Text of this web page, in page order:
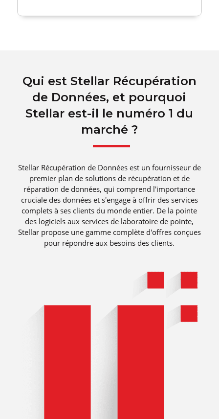
Qui est Stellar Récupération
de Données, et pourquoi
Stellar est-il le numéro 1 du
marché ?
Stellar Récupération de Données est un fournisseur de
premier plan de solutions de récupération et de
réparation de données, qui comprend l'importance
cruciale des données et s'engage à offrir des services
complets à ses clients du monde entier. De la pointe
des logiciels aux services de laboratoire de pointe,
Stellar propose une gamme complète d'offres conçues
pour répondre aux besoins des clients.